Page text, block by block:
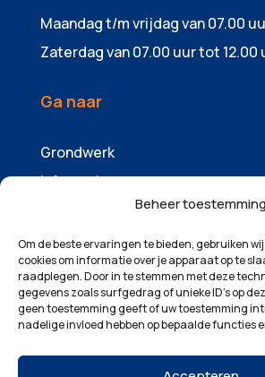
Beheer
Om de beste ervaringen te bieden, gebruiken
cookies om informatie over je apparaat op te
raadplegen. Door in te stemmen met deze
gegevens zoals surfgedrag of unieke ID's op
geen toestemming geeft of uw toestemming
nadelige invloed hebben op bepaalde functies
Maandag t/m vrijdag van 07.00
Zaterdag van 07.00 uur tot 12.00
Ga naar
Grondwerk
Infrawerk
Containers & zandhandel
Machinepark
Over ons
Projecten
Contact